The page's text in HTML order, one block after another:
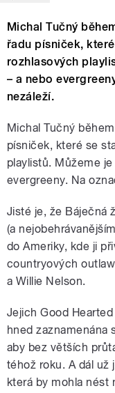
Michal Tučný
řadu písniček,
rozhlasových
– a nebo
nezáleží.
Michal Tučný
písniček, které se
playlistů. Můžeme
evergreeny. Na
Jisté je, že Báječná
(a
do Ameriky, kde ji
countryových
a Willie Nelson.
Jejich Good
hned zaznamenána
aby bez větších
téhož roku. A dál už
která by mohla nést